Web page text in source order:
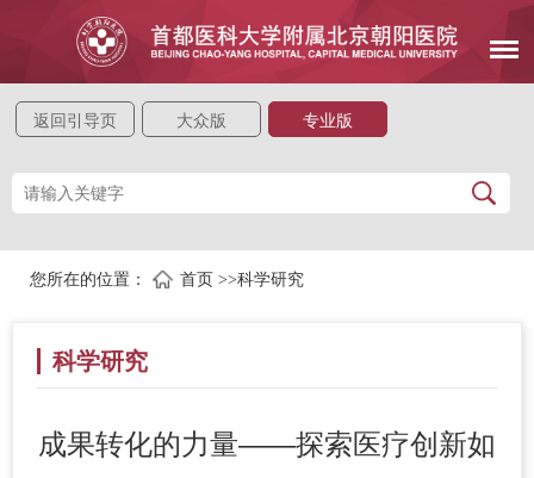
返回引导页 大众版 专业版
您所在的位置： 首页 >>科学研究
科学研究
成果转化的力量——探索医疗创新如